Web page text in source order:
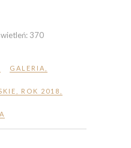
370
GALERIA
ROK 2018